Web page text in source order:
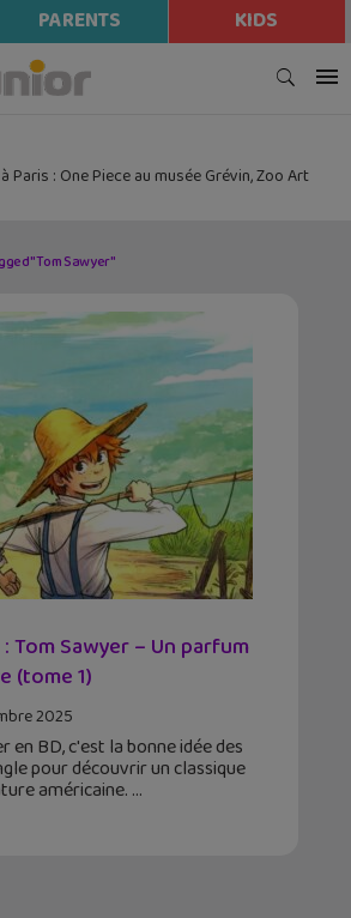
PARENTS KIDS
Paris : One Piece au musée Grévin, Zoo Art
"Tom Sawyer"
Tom Sawyer – Un parfum
(tome 1)
2025
en BD, c'est la bonne idée des
pour découvrir un classique
américaine.